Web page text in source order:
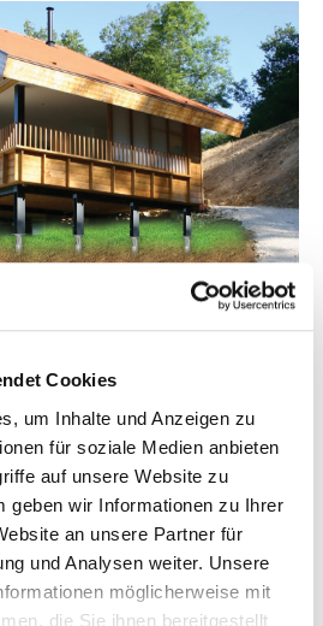
Cookies
um Inhalte und Anzeigen zu
für soziale Medien anbieten
auf unsere Website zu
geben wir Informationen zu Ihrer
an unsere Partner für
und Analysen weiter. Unsere
möglicherweise mit
die Sie ihnen bereitgestellt